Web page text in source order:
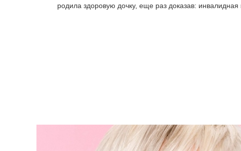
родила здоровую дочку, еще раз доказав: инвалидная